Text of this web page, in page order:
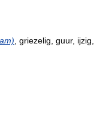
, griezelig, guur, ijzig,